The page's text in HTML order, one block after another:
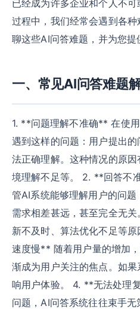
已经成为许多企业和个人不
过程中，我们经常会遇到各
聊这些AI问答难题，并为您提
一、常见AI问答难题
1. **问题理解不准确** 在使
遇到这样的问题：用户提出
法正确理解。这种情况的原
境理解不足等。 2. **回答不
管AI系统能够理解用户的问
需求相差甚远，甚至完全无
新不及时、算法优化不足等
速度慢** 随着用户量的增加
渐成为用户关注的焦点。如
响用户体验。 4. **无法处理
问题，AI问答系统往往束手